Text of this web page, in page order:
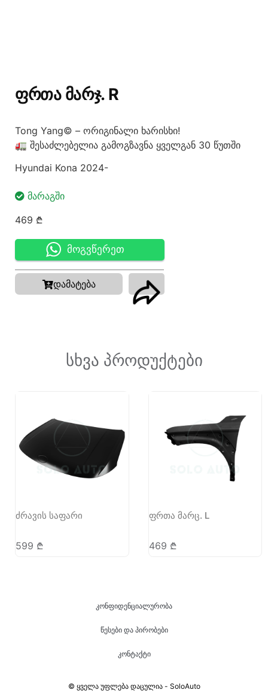
ᲤᲠᲗᲐ ᲛᲐᲠᲯ. R
Tong Yang© – ორიგინალი ხარისხი!
🚛 შესაძლებელია გამოგზავნა ყველგან 30 წუთში
Hyundai Kona 2024-
ᲛᲐᲠᲐᲒᲨᲘ
469 ₾
მოგვწერეთ
დამატება
სხვა პროდუქტები
ძრავის საფარი
599 ₾
ფრთა მარც. L
469 ₾
კონფიდენციალურობა
წესები და პირობები
კონტაქტი
© ყველა უფლება დაცულია - SoloAuto